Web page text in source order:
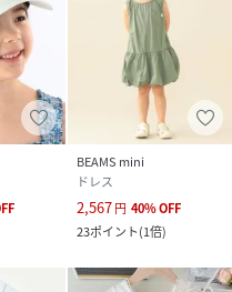
BEAMS mini
ドレス
2,567円 40%OFF
23ポイント(1倍)